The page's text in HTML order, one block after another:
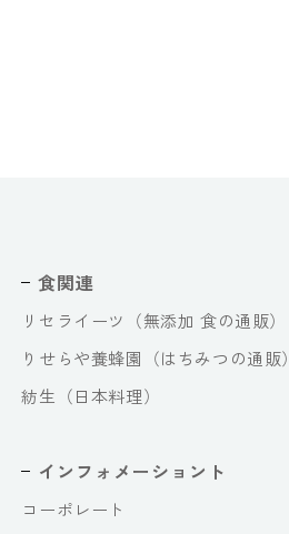
食関連
リセライーツ（無添加 食の通販）
りせらや養蜂園（はちみつの通販）
紡生（日本料理）
インフォメーショント
コーポレート